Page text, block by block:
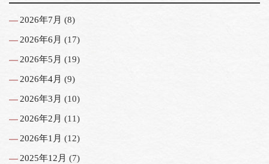
2026年7月 (8)
2026年6月 (17)
2026年5月 (19)
2026年4月 (9)
2026年3月 (10)
2026年2月 (11)
2026年1月 (12)
2025年12月 (7)